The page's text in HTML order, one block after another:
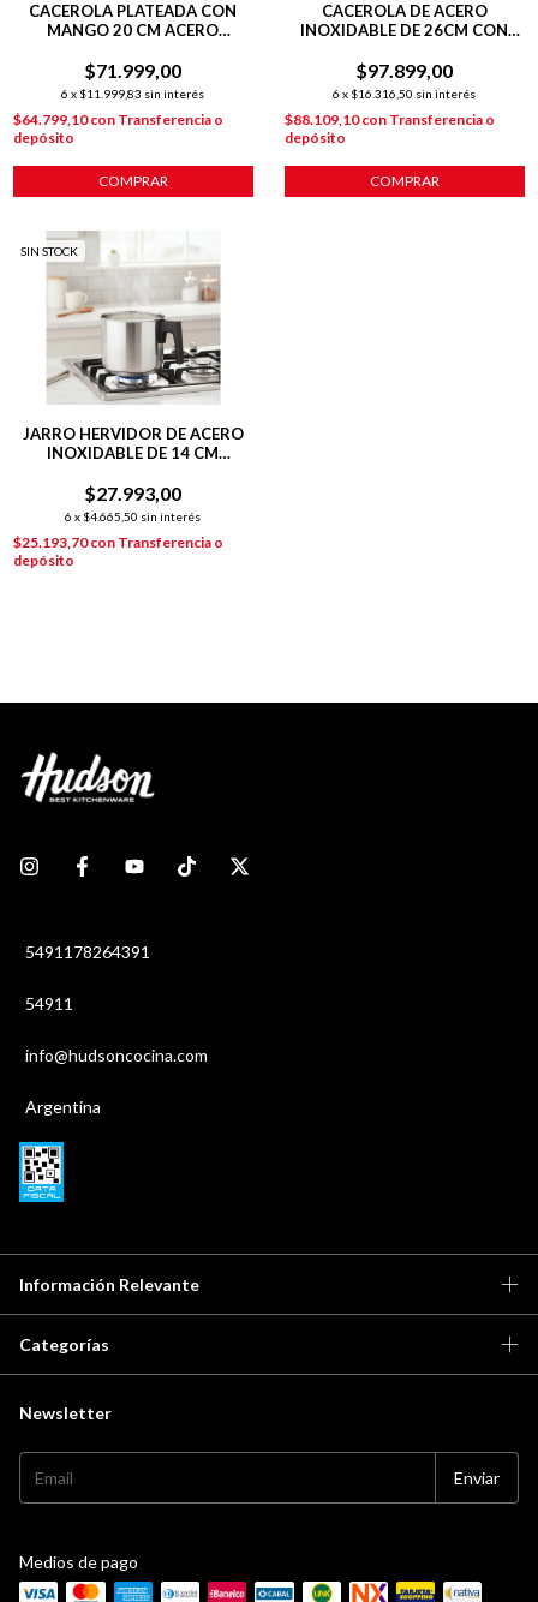
CACEROLA PLATEADA CON
MANGO 20 CM ACERO
ANTIADHERENTE
$71.999,00
6 x $11.999,83 sin interés
$64.799,10con Transferencia o
depósito
COMPRAR
CACEROLA DE ACERO
INOXIDABLE DE 26CM CON
$97.899,00
6 x $16.316,50 sin interés
$88.109,10con Transferencia o
depósito
COMPRAR
SIN STOCK
JARRO HERVIDOR DE ACERO
INOXIDABLE DE 14 CM
$27.993,00
6 x $4.665,50 sin interés
$25.193,70con Transferencia o
depósito
5491178264391
54911
info@hudsoncocina.com
Argentina
Información Relevante
Categorías
Newsletter
Medios de pago